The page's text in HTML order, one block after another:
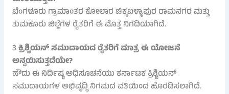
ಬೆಂಗಳೂರು ಗ್ರಾಮಾಂತರ ಕೋಲಾರ ಚಿಕ್ಕಬಳ್ಳಾಪುರ ರಾಮನಗರ ಮತ್ತು
ತುಮಕೂರು ಜಿಲ್ಲೆಗಳ ರೈತರಿಗೆ ಈ ಮೊತ್ತ ನಿಗದಿಯಾಗಿದೆ.
3ಕ್ರಿಶ್ಚಿಯನ್ ಸಮುದಾಯದ ರೈತರಿಗೆ ಮಾತ್ರ ಈ ಯೋಜನೆ
ಅನ್ವಯಿಸುತ್ತದೆಯೇ?
ಹೌದು ಈ ನಿರ್ದಿಷ್ಟ ಅಧಿಸೂಚನೆಯು ಕರ್ನಾಟಕ ಕ್ರಿಶ್ಚಿಯನ್
ಸಮುದಾಯಗಳ ಅಭಿವೃದ್ಧಿ ನಿಗಮದ ವತಿಯಿಂದ ಹೊರಡಿಸಲಾಗಿದೆ.